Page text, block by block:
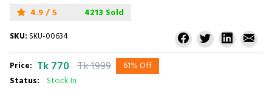
4.9 / 5 4213 Sold
SKU: SKU-00634
Price: Tk 770 Tk 1999 61% Off
Status: Stock In